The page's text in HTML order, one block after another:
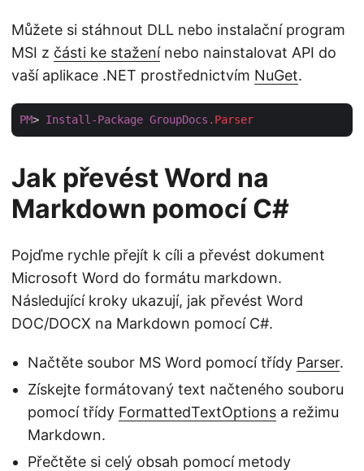
Můžete si stáhnout DLL nebo instalační program
MSI z části ke staženínebo nainstalovat API do
vaší aplikace .NET prostřednictvím NuGet.
PM> Install-Package GroupDocs .Parser
Jak převést Word na
Markdown pomocí C#
Pojďme rychle přejít k cíli a převést dokument
Microsoft Word do formátu markdown.
Následující kroky ukazují, jak převést Word
DOC/DOCX na Markdown pomocí C#.
Načtěte soubor MS Word pomocí třídy Parser.
Získejte formátovaný text načteného souboru
pomocí třídy FormattedTextOptions a režimu
Markdown.
Přečtěte si celý obsah pomocí metody